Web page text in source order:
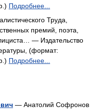
Подробнее...
Труда,
премий, поэта,
— Издательство
(формат:
Подробнее...
— Анатолий Софронов